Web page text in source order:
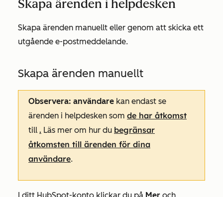
Skapa ärenden i helpdesken
Skapa ärenden manuellt eller genom att skicka ett
utgående e-postmeddelande.
Skapa ärenden manuellt
Observera: användare kan endast se
ärenden i helpdesken som de har åtkomst
till . Läs mer om hur du begränsar
åtkomsten till ärenden för dina
användare.